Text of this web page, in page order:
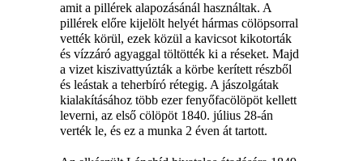
amit a pillérek alapozásánál használtak. A
pillérek előre kijelölt helyét hármas cölöpsorral
vették körül, ezek közül a kavicsot kikotorták
és vízzáró agyaggal töltötték ki a réseket. Majd
a vizet kiszivattyúzták a körbe kerített részből
és leástak a teherbíró rétegig. A jászolgátak
kialakításához több ezer fenyőfacölöpöt kellett
leverni, az első cölöpöt 1840. július 28-án
verték le, és ez a munka 2 éven át tartott.